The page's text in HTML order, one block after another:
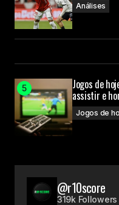
Análises
Jogos de
assistir e
Jogos de
@r10score
319k Followers